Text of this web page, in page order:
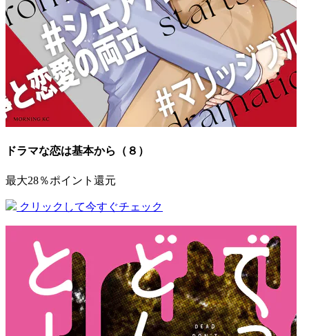
ドラマな恋は基本から（８）
最大28％ポイント還元
クリックして今すぐチェック